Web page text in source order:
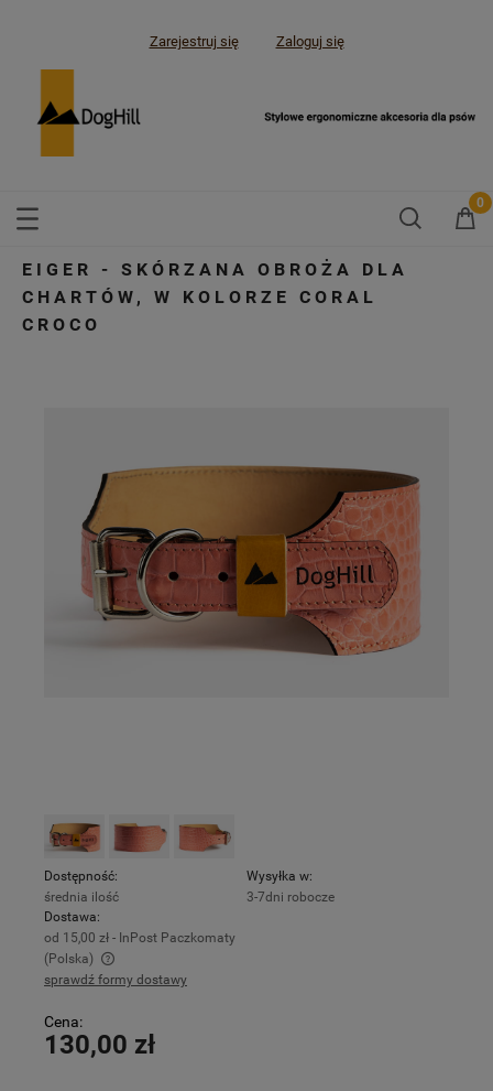
Zarejestruj się Zaloguj się
EIGER - SKÓRZANA OBROŻA DLA
CHARTÓW, W KOLORZE CORAL
CROCO
Dostępność:
średnia ilość
Wysyłka w:
3-7dni robocze
Dostawa:
od 15,00 zł - InPost Paczkomaty
(Polska)
Cena nie zawiera ewentualnych kosztów płatności
sprawdź formy dostawy
Cena:
130,00 zł